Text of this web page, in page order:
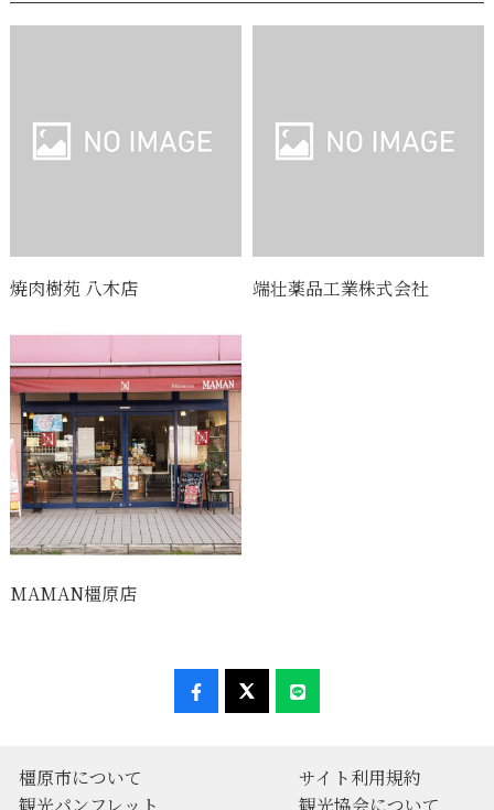
焼肉樹苑 八木店 端壮薬品工業株式会社
MAMAN橿原店
橿原市について
サイト利用規約